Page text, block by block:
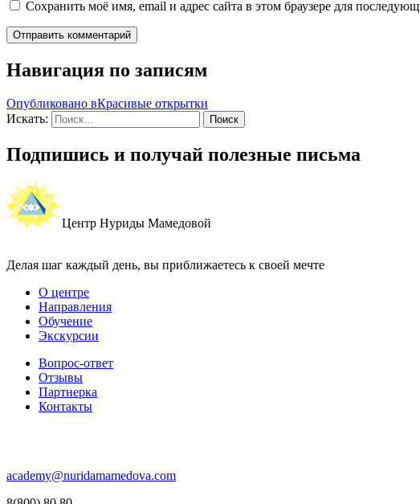
Сохранить моё имя, email и адрес сайта в этом браузере для
Навигация по записям
Опубликовано вКрасивые открытки
Искать:
Поиск
Подпишись и получай полезные письма
Центр Нуриды Мамедовой
Делая шаг каждый день, вы приближаетесь к своей мечте
О центре
Направления
Обучение
Экскурсии
Вопрос-ответ
Отзывы
Партнерка
Контакты
academy@nuridamamedova.com